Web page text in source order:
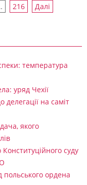
216 Далі
температура
уряд Чехії
на саміт
якого
суду
польського ордена